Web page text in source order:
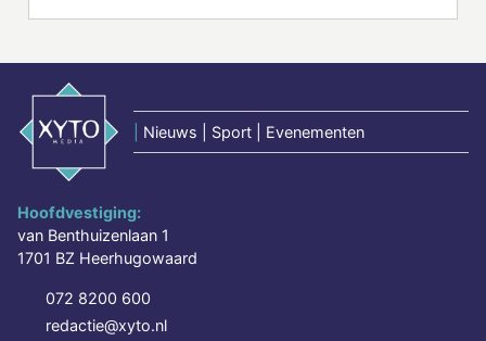
Nieuws | Sport | Evenementen
Hoofdvestiging:
van Benthuizenlaan 1
1701 BZ Heerhugowaard
072 8200 600
redactie@xyto.nl